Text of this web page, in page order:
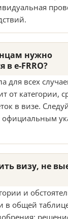
нужно
в e-FRRO?
для всех
от категории,
в визе.
официальным
визу, не
и
в общей